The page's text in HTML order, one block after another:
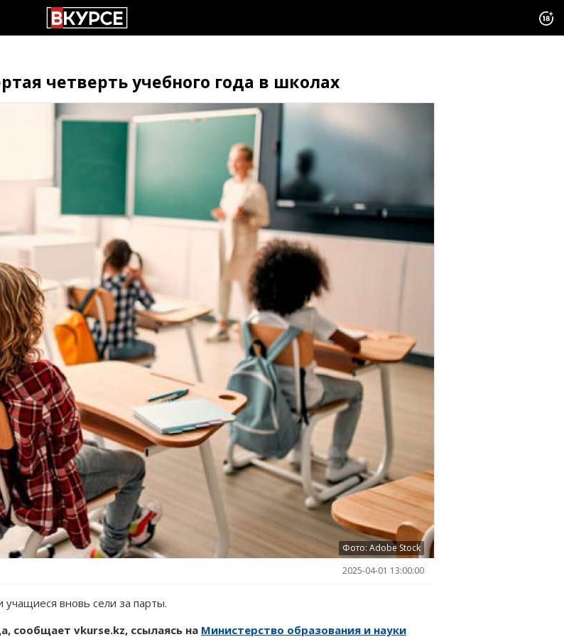
четверть учебного года в школах
Фото: Adobe Stock
2025-04-01 13:00:00
учащиеся вновь сели за парты.
сообщает vkurse.kz, ссылаясь на Министерство образования и науки